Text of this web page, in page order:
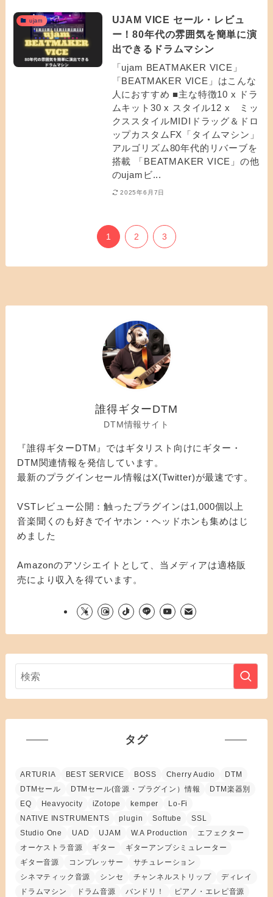
ujam
UJAM VICE セール・レビュ
ー！80年代の雰囲気を簡単に演
出できるドラムマシン
「ujam BEATMAKER VICE」
「BEATMAKER VICE」はこんな
人におすすめ ■主な特徴10 x ドラ
ムキット30 x スタイル12 x ミッ
クススタイルMIDIドラッグ＆ドロ
ップカスタムFX「タイムマシン」
アルゴリズム80年代的リバーブを
搭載 「BEATMAKER VICE」の他
のujamビ...
2025年6月7日
1 2 3
誰得ギターDTM
DTM情報サイト
『誰得ギターDTM』ではギタリスト向けにギター・
DTM関連情報を発信しています。
最新のプラグインセール情報はX(Twitter)が最速です。
VSTレビュー公開：触ったプラグインは1,000個以上
音楽聞くのも好きでイヤホン・ヘッドホンも集めはじ
めました
Amazonのアソシエイトとして、当メディアは適格販
売により収入を得ています。
タグ
ARTURIA BEST SERVICE BOSS Cherry Audio
DTM
DTMセール
DTMセール(音源・プラグイン）情報
DTM楽器別
EQ
Heavyocity iZotope kemper
Lo-Fi
NATIVE INSTRUMENTS
plugin Softube
SSL
Studio One
UAD UJAM W.A Production
エフェクター
オーケストラ音源
ギター
ギターアンプシミュレーター
ギター音源
コンプレッサー
サチュレーション
シネマティック音源
シンセ チャンネルストリップ
ディレイ
ドラムマシン
ドラム音源 バンドリ！
ピアノ・エレピ音源